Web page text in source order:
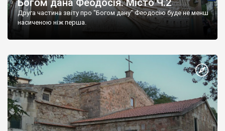
Богом дана Феодосія. Місто Ч.2
Друга частина звіту про "Богом дану" Феодосію буде не менш
насиченою ніж перша.